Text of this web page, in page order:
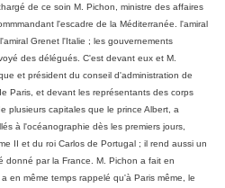
de ce soin M. Pichon, ministre des affaires
l'escadre de la Méditerranée. l'amiral
Grenet l'Italie ; les gouvernements
des délégués. C'est devant eux et M.
et président du conseil d'administration de
Paris, et devant les représentants des corps
plusieurs capitales que le prince Albert, a
à l'océanographie dès les premiers jours,
II et du roi Carlos de Portugal ; il rend aussi un
donné par la France. M. Pichon a fait en
en même temps rappelé qu'à Paris même, le